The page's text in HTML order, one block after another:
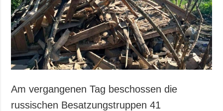
Am vergangenen Tag beschossen die
russischen Besatzungstruppen 41